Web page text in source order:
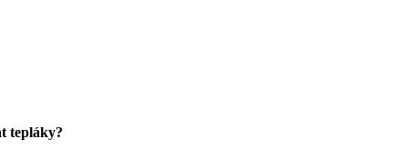
tepláky?